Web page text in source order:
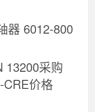
器 6012-800
13200采购
价格